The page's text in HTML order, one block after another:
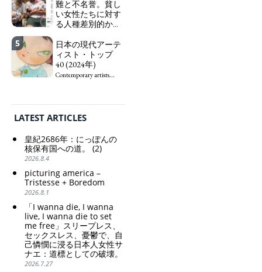
る日本人女性サナ
エ：道標としての
破壊。"I wanna die, I
set me free" - Sanae, a
Japanese woman who is
sleepless, sexless, depressive
and wallowing in self-
難と不名誉。貧し
い女性たちに対す
る人種差別的かつ
取。保守的な日本
の家父長制の強
化。戸籍制度の強
化。差別的な血統
Pavilion. Racist and
poor women.
Strengthening of
conservative Japanese
of the family registration
system. Reinforcement of
ideology.
5
日本の現代アーテ
ィスト・トップ
40 (2024年)
Contemporary artists
LATEST ARTICLES
皇紀2686年：にっぽんの
核保有国への道。 (2)
2026.8.4
picturing america –
Tristesse + Boredom
2026.8.1
「I wanna die, I wanna
live, I wanna die to set
me free」スリープレス、
セックスレス、憂鬱で、自
己憐憫に浸る日本人女性サ
ナエ：道標としての破壊。
2026.7.27